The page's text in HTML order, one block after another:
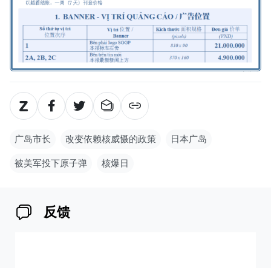
广岛市长 改变依赖核威慑的政策 日本广岛
被美军投下原子弹 核爆日
反馈